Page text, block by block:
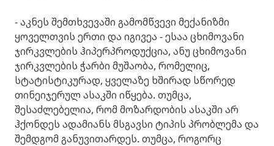
- აკნეს შემთხვევაში გამომწვევი მექანიზმი
ყოველთვის ერთი და იგივეა - ესაა ცხიმოვანი
ჯირკვლების ჰიპერპროდუქცია, ანუ ცხიმოვანი
ჯირკვლების ჭარბი მუშაობა, რომელიც,
სტატისტიკურად, ყველაზე ხშირად სწორედ
თინეიჯერულ ასაკში იწყება. თუმცა,
შესაძლებელია, რომ მოზარდობის ასაკში არ
ჰქონდეს ადამიანს მსგავსი ტიპის პრობლემა და
შემდგომ განუვითარდეს. თუმცა, როგორც